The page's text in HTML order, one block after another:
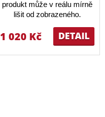
produkt může v reálu mírně
lišit od zobrazeného.
DETAIL
1 020 Kč